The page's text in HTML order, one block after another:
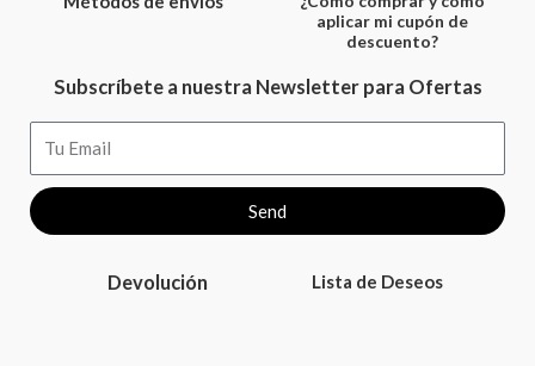
aplicar mi cupón de
descuento?
Subscríbete a nuestra Newsletter para Ofertas
Send
Devolución Lista de Deseos